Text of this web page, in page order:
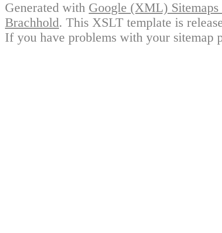
Generated with Google (XML)
Brachhold. This XSLT template is
If you have problems with your sitemap